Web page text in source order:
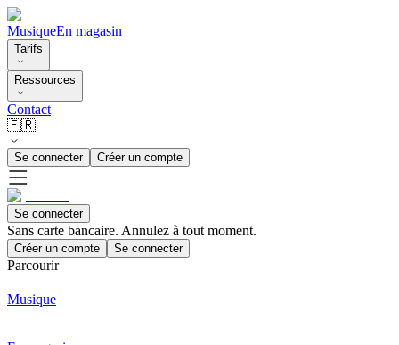
MusiqueEn magasin
Tarifs
Ressources
Contact
🇫🇷
Se connecter Créer un compte
Se connecter
Sans carte bancaire. Annulez à tout moment.
Créer un compte Se connecter
Parcourir
Musique